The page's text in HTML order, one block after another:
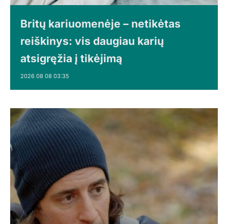
Britų kariuomenėje – netikėtas
reiškinys: vis daugiau karių
atsigręžia į tikėjimą
2026 08 08 03:35